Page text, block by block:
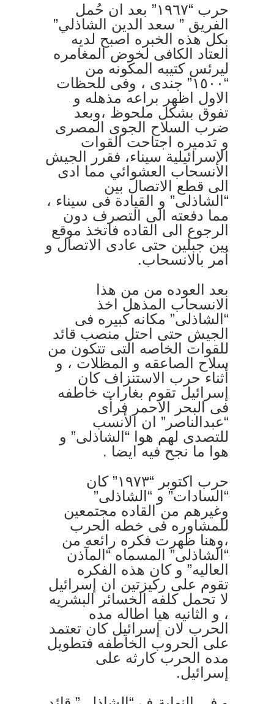
حرب “١٩٦٧” بعد ان حُمل
الفريق ” سعد الدين الشاذلي”
بكل هذه الخبره اصبح لديه
العتاد الكافى لخوض المغامره
ليرئس كتيبه المكونه من
“١٥٠٠” جندى ، وفى للحظات
الاول اظهر براعه مذهله و
تفوق بشكل ملحوظ ،وبعد
ضرب السلاح الجوى المصرى
و تدميره اجتاحت القوات
الإسرائيلية سيناء، فقرر الجيش
الانسحاب العشوائي مما ادى
الى قطع الاتصال بين
“الشاذلى” و القيادة فى سيناء ،
مما دفعته الى التصرف دون
الرجوع الى القاده فاتخذ موقع
بين جبلين حتى عادى الاتصال و
اُمر بالانسحاب.
بعد العوده من من هذا
الانسحاب المذهل اخذ
“الشاذلى” مكانه كبيره فى
الجيش حتى احتل منصب قائد
للقوات الخاصه التى تتكون من
سلاح الصاعقه و المظلات ، و
أثناء حرب الاستنزاف كان
إسرائيل تقوم بغارات خاطفه
فى البحر الاحمر فرأى
“عبدالناصر” ان الأنسب
للتصدى لهم هوا “الشاذلى” و
هوا ما نجح فيه ايضا .
حرب اكتوبر “١٩٧٣” كان
“السادات” و “الشاذلى”
وغيرهم من القاده مجتمعين
للمشاوره فى خطه الحرب
،وهنا ظهرت فكره رائعه من
“الشاذلى” المسماه “المآذن
العاليه” و كان هذه الفكره
تقوم على ركيزتين ان إسرائيل
لا تحمل كلفه الخسائر البشريه
، و الثانيه هيا اطاله مده
الحرب لان إسرائيل كان تعتمد
على الحروب الخاطفه فتطويل
مده الحرب كارثه على
إسرائيل.